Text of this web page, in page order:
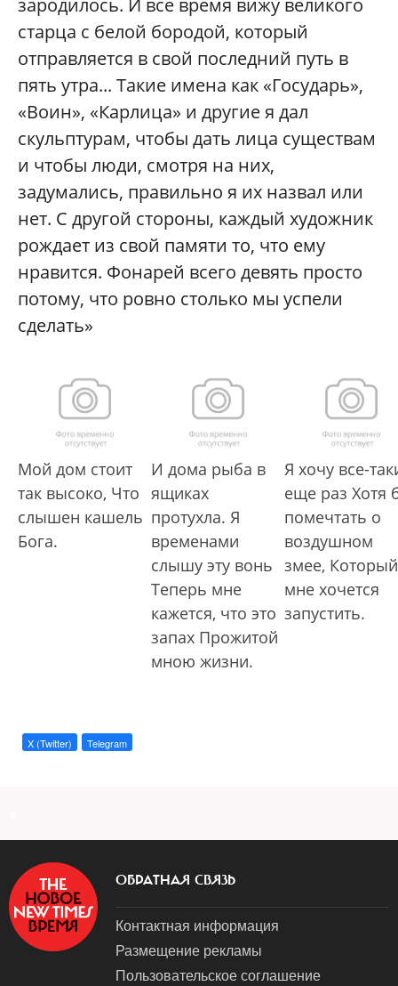
зародилось. И все время вижу великого
старца с белой бородой, который
отправляется в свой последний путь в
пять утра... Такие имена как «Государь»,
«Воин», «Карлица» и другие я дал
скульптурам, чтобы дать лица существам
и чтобы люди, смотря на них,
задумались, правильно я их назвал или
нет. С другой стороны, каждый художник
рождает из свой памяти то, что ему
нравится. Фонарей всего девять просто
потому, что ровно столько мы успели
сделать»
Мой дом стоит
так высоко, Что
слышен кашель
Бога.
И дома рыба в
ящиках
протухла. Я
временами
слышу эту вонь
Теперь мне
кажется, что это
запах Прожитой
мною жизни.
Я хочу все-
еще раз Хотя
помечтать о
воздушном
змее, Который
мне хочется
запустить.
X (Twitter) Telegram
ОБРАТНАЯ СВЯЗЬ
Контактная информация
Размещение рекламы
Пользовательское соглашение